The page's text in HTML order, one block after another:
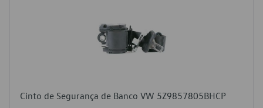
Cinto de Segurança de Banco VW 5Z9857805BHCP